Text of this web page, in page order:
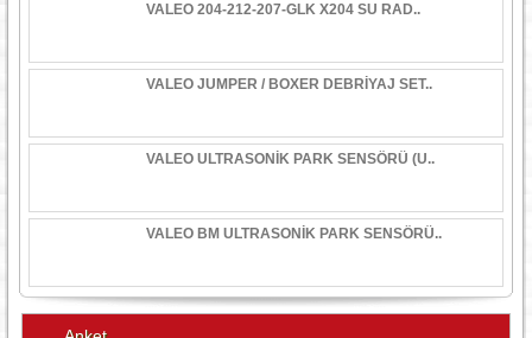
VALEO 204-212-207-GLK X204 SU RAD..
VALEO JUMPER / BOXER DEBRİYAJ SET..
VALEO ULTRASONİK PARK SENSÖRÜ (U..
VALEO BM ULTRASONİK PARK SENSÖRÜ..